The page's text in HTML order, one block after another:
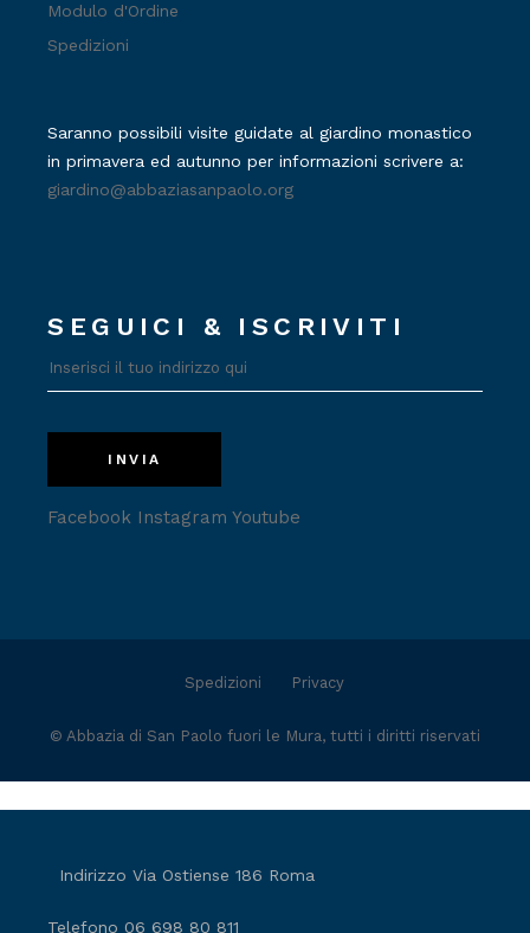
Modulo d'Ordine
Spedizioni
Saranno possibili visite guidate al giardino monastico
in primavera ed autunno per informazioni scrivere a:
giardino@abbaziasanpaolo.org
SEGUICI & ISCRIVITI
INVIA
Facebook Instagram Youtube
Spedizioni Privacy
© Abbazia di San Paolo fuori le Mura, tutti i diritti riservati
IndirizzoVia Ostiense 186 Roma
Telefono06 698 80 811